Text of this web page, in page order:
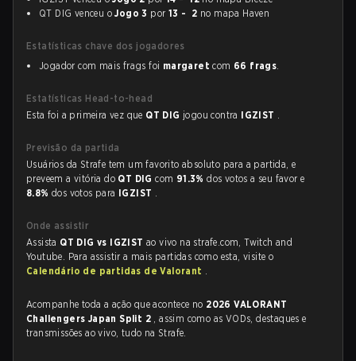
QT DIG venceu oJogo 3 por 13 - 2 no mapa Haven
Estatísticas chave dos jogadores
Jogador com mais frags foi margaret com 66 frags.
Estatísticas Head-to-head
Esta foi a primeira vez que QT DIG jogou contra IGZIST .
Previsão da partida
Usuários da Strafe tem um favorito absoluto para a partida, e
preveem a vitória do QT DIGcom 91.3%dos votos a seu favor e
8.8% dos votos para IGZIST .
Onde assistir
Assista QT DIG vs IGZISTao vivo na strafe.com, Twitch and
Youtube. Para assistir a mais partidas como esta, visite o
Calendário de partidas de Valorant .
Acompanhe toda a ação que acontece no 2026 VALORANT
Challengers Japan Split 2 , assim como as VODs, destaques e
transmissões ao vivo, tudo na Strafe.